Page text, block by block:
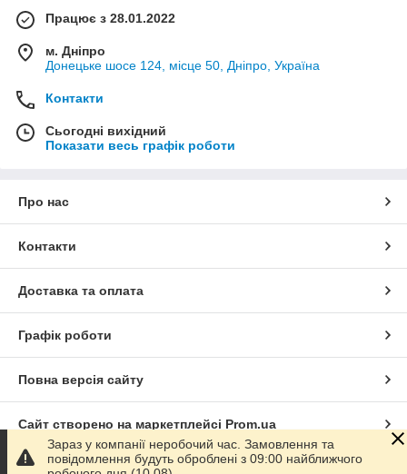
Працює з 28.01.2022
м. Дніпро
Донецьке шосе 124, місце 50, Дніпро, Україна
Контакти
Сьогодні вихідний
Показати весь графік роботи
Про нас
Контакти
Доставка та оплата
Графік роботи
Повна версія сайту
Сайт створено на маркетплейсі Prom.ua
Політика конфіденційності
Зараз у компанії неробочий час. Замовлення та
повідомлення будуть оброблені з 09:00 найближчого